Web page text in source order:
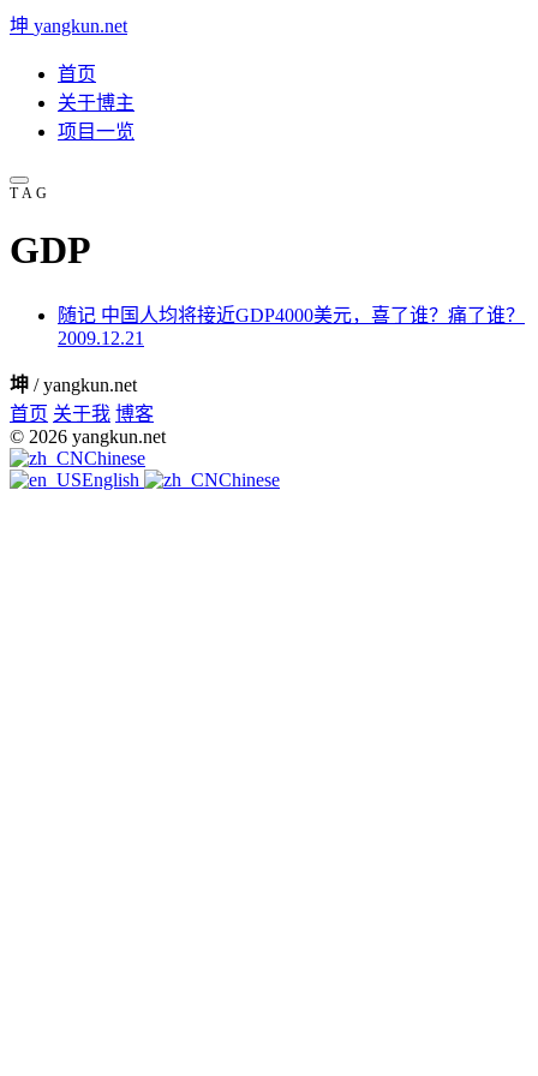
坤 yangkun.net
首页
关于博主
项目一览
TAG
GDP
随记 中国人均将接近GDP4000美元，喜了谁？痛了谁？
2009.12.21
坤 / yangkun.net
首页 关于我 博客
© 2026 yangkun.net
Chinese
English
Chinese